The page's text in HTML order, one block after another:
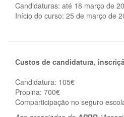
Candidaturas: até 18 março de
Início do curso: 25 de março de
Custos de candidatura,
Candidatura: 105€
Propina: 700€
Comparticipação no seguro